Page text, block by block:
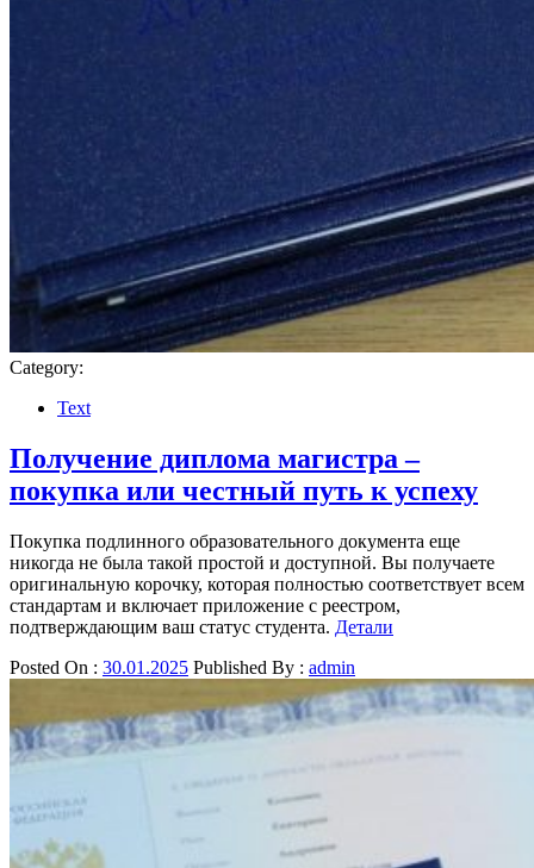
Category:
Text
Получение диплома магистра –
покупка или честный путь к успеху
Покупка подлинного образовательного документа еще
никогда не была такой простой и доступной. Вы получаете
оригинальную корочку, которая полностью соответствует всем
стандартам и включает приложение с реестром,
подтверждающим ваш статус студента. Детали
Posted On : 30.01.2025 Published By : admin